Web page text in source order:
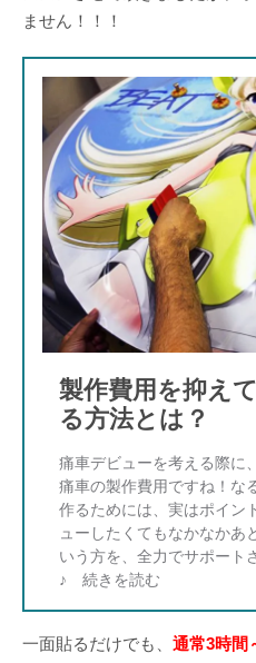
ません！！！
製作費用を抑え
る方法とは？
痛車デビューを考える際に
痛車の製作費用ですね！な
作るためには、実はポイン
ューしたくてもなかなか
いう方を、全力でサポート
♪
一面貼るだけでも、 通常3時間